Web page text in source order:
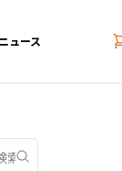
ュース